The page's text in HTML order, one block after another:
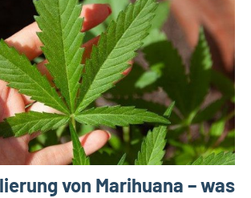
von Marihuana – was